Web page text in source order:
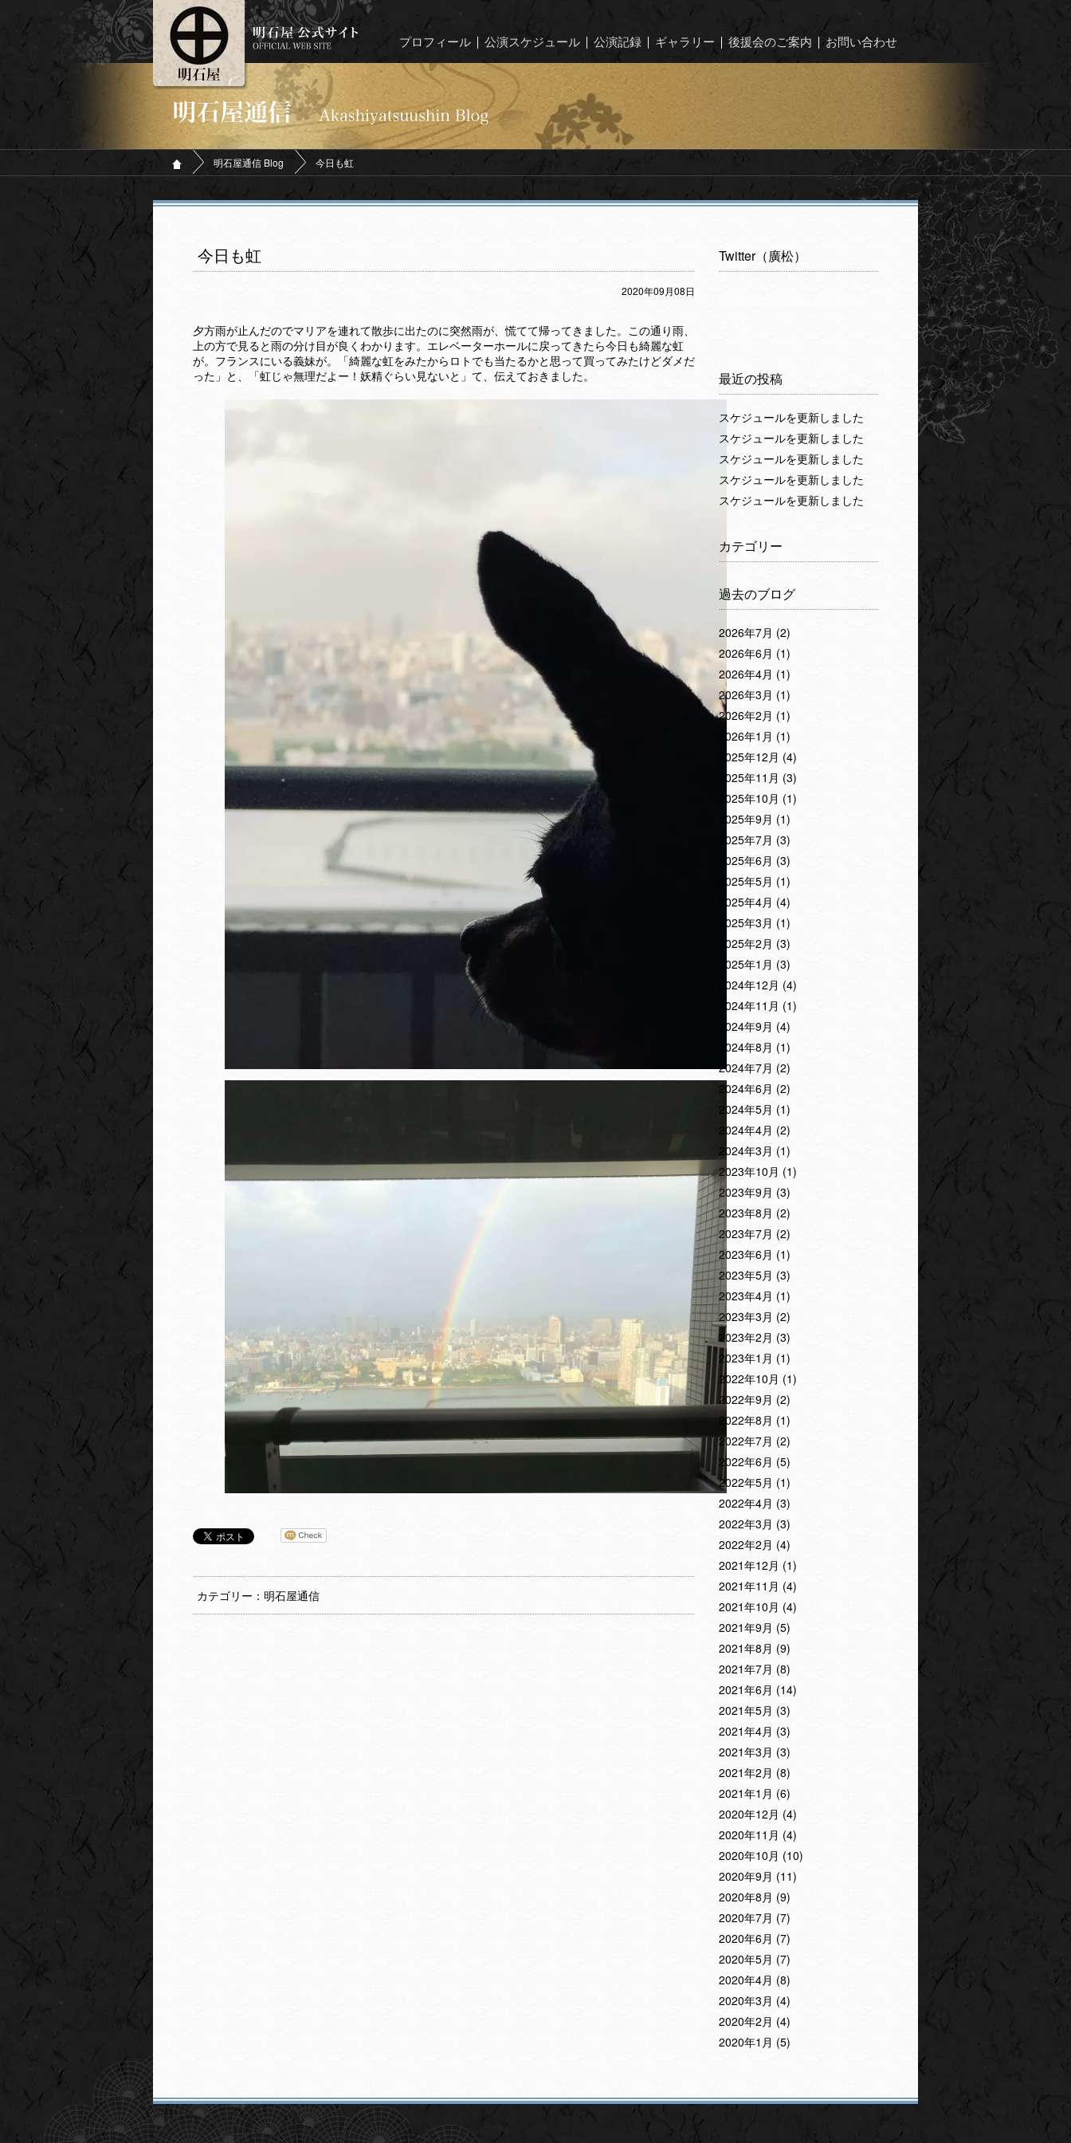
プロフィール 公演スケジュール 公演記録 ギャラリー 後援会のご案内 お問い合わせ
明石屋通信 Blog 今日も虹
今日も虹
2020年09月08日
夕方雨が止んだのでマリアを連れて散歩に出たのに突然雨が、慌てて帰ってきました。この通り雨、
上の方で見ると雨の分け目が良くわかります。エレベーターホールに戻ってきたら今日も綺麗な虹
が。フランスにいる義妹が。「綺麗な虹をみたからロトでも当たるかと思って買ってみたけどダメだ
った」と、「虹じゃ無理だよー！妖精ぐらい見ないと」て、伝えておきました。
カテゴリー：明石屋通信
Twitter（廣松）
最近の投稿
スケジュールを更新しました
スケジュールを更新しました
スケジュールを更新しました
スケジュールを更新しました
スケジュールを更新しました
カテゴリー
過去のブログ
2026年7月 (2)
2026年6月 (1)
2026年4月 (1)
2026年3月 (1)
2026年2月 (1)
2026年1月 (1)
2025年12月 (4)
2025年11月 (3)
2025年10月 (1)
2025年9月 (1)
2025年7月 (3)
2025年6月 (3)
2025年5月 (1)
2025年4月 (4)
2025年3月 (1)
2025年2月 (3)
2025年1月 (3)
2024年12月 (4)
2024年11月 (1)
2024年9月 (4)
2024年8月 (1)
2024年7月 (2)
2024年6月 (2)
2024年5月 (1)
2024年4月 (2)
2024年3月 (1)
2023年10月 (1)
2023年9月 (3)
2023年8月 (2)
2023年7月 (2)
2023年6月 (1)
2023年5月 (3)
2023年4月 (1)
2023年3月 (2)
2023年2月 (3)
2023年1月 (1)
2022年10月 (1)
2022年9月 (2)
2022年8月 (1)
2022年7月 (2)
2022年6月 (5)
2022年5月 (1)
2022年4月 (3)
2022年3月 (3)
2022年2月 (4)
2021年12月 (1)
2021年11月 (4)
2021年10月 (4)
2021年9月 (5)
2021年8月 (9)
2021年7月 (8)
2021年6月 (14)
2021年5月 (3)
2021年4月 (3)
2021年3月 (3)
2021年2月 (8)
2021年1月 (6)
2020年12月 (4)
2020年11月 (4)
2020年10月 (10)
2020年9月 (11)
2020年8月 (9)
2020年7月 (7)
2020年6月 (7)
2020年5月 (7)
2020年4月 (8)
2020年3月 (4)
2020年2月 (4)
2020年1月 (5)